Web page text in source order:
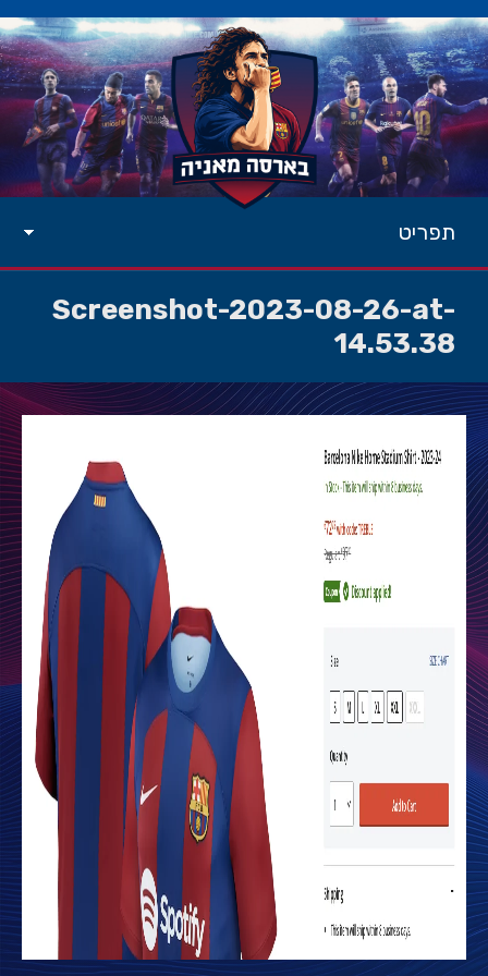
תפריט
Screenshot-2023-08-26-at-
14.53.38